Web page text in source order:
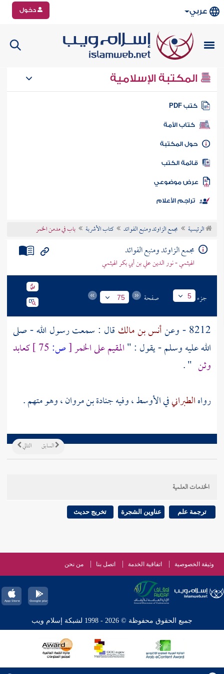
عربي دخول
المكتبة الإسلامية
كتب PDF
كتاب الأمة
المكتبة
الكتب
موضوعي
تراجم الأعلام
الرئيسية مجمع الزاوئد ومنبع الفوائد كتاب الأشربة باب في مدمن الخمر
مجمع الزاوئد ومنبع الفوائد
الهيثمي - نور الدين علي بن أبي بكر الهيثمي
جزء 5 صفحة 75
8212 - وعن أنس بن مالك قال : سمعت رسول الله - صلى
الله عليه وسلم - يقول : "المقيم على الخمر[ص:
كعابد
وثن " .
رواهالطبرانيفي الأوسط ، وفيهجنادة بن مروان، وهو متهم .
التالي السابق
الخدمات العلمية
ترجمة علم عناوين الشجرة تخريج حديث
وثيقة الخصوصية اتفاقية الخدمة اتصل بنا من نحن
جميع الحقوق محفوظة © 2026 - 1998 لشبكة إسلام ويب